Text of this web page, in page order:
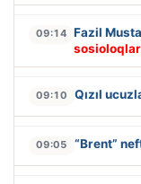
09:14 Fazil
09:10 Qızıl
09:05 “Brent”